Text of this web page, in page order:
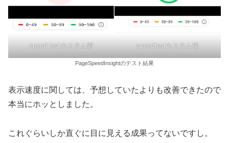
speed testカスタム前 speedtestカスタム後
PageSpeedInsightのテスト結果
表示速度に関しては、予想していたよりも改善できたので
本当にホッとしました。
これぐらいしか直ぐに目に見える成果ってないですし。